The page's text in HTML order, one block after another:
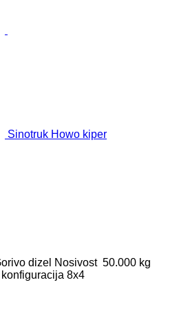
Sinotruk Howo kiper
dizel Nosivost 50.000 kg
8x4